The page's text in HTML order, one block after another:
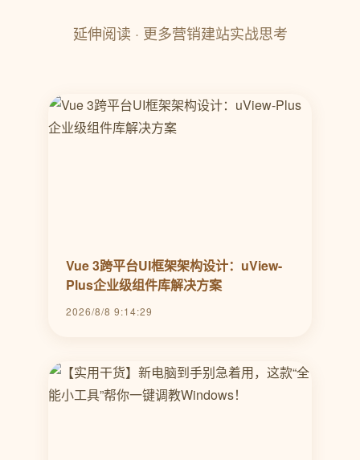
延伸阅读 · 更多营销建站实战思考
Vue 3跨平台UI框架架构设计：uView-
Plus企业级组件库解决方案
2026/8/8 9:14:29